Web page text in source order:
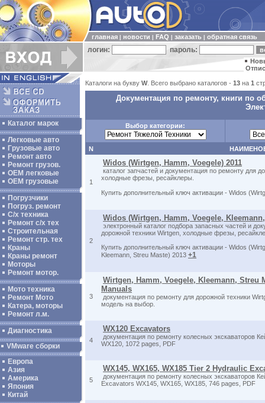
главная новости FAQ заказать обратная связь
логин: пароль:
Каталог марок
Легковые авто
Грузовые авто
Ремонт авто
Ремонт грузов.
ОЕМ легковые
OEM грузовые
Погрузчики
Погруз. ремонт
С/х техника
Ремонт с/х тех
Строительная
Ремонт стр. тех
Краны
Краны ремонт
Моторы
Ремонт мотор.
Мото техника
Ремонт Мото
Катера, моторы
Ремонт л.м.
Диагностика
VMware сборки
Европа
Азия
Америка
Япония
Китай
Каталоги на букву W. Всего выбрано каталогов - 13 на 1
Документация по ремонту, книги по
Выбор категории:
N
1
Widos (Wirtgen, Hamm, Voegele) 2011
каталог запчастей и документация по ремонту для
холодные фрезы, ресайклеры.
Купить дополнительный ключ активации - Widos
2
Widos (Wirtgen, Hamm, Voegele,
электронный каталог подбора запасных частей и
дорожной техники Wirtgen, холодные фрезы,
Купить дополнительный ключ активации - Widos
Kleemann, Streu Maste) 2013 +1
3
Wirtgen, Hamm, Voegele, Kleemann, Streu
Manuals
документация по ремонту для дорожной техники
модель на выбор.
4
WX120 Excavators
документация по ремонту колесных экскаваторов
WX120, 1072 pages, PDF
5
WX145, WX165, WX185 Tier 2 Hydraulic
документация по ремонту колесных экскаваторов
Excavators WX145, WX165, WX185, 746 pages, PDF